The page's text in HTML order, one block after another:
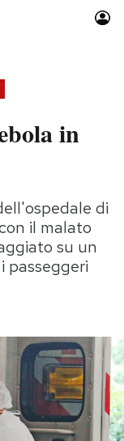
in
di
il malato
su un
passeggeri